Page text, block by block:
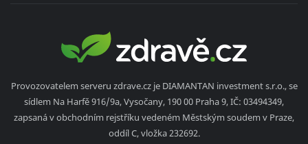
Provozovatelem serveru zdrave.cz je DIAMANTAN investment s.r.o., se
sídlem Na Harfě 916/9a, Vysočany, 190 00 Praha 9, IČ: 03494349,
zapsaná v obchodním rejstříku vedeném Městským soudem v Praze,
oddíl C, vložka 232692.